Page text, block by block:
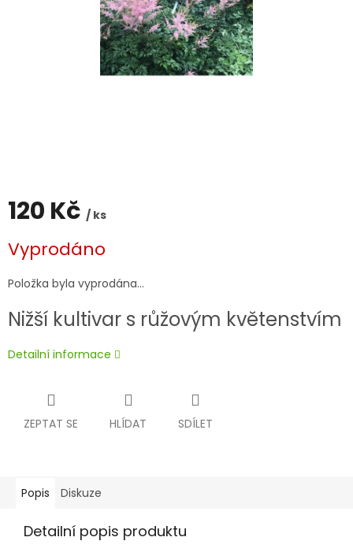
120 Kč / ks
cena:
Vyprodáno
Položka byla vyprodána…
Nižší kultivar s růžovým květenstvím
Detailní informace
ZEPTAT SE HLÍDAT SDÍLET
Popis Diskuze
Detailní popis produktu